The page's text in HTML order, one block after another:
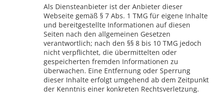
Als Diensteanbieter ist der Anbieter dieser
Webseite gemäß § 7 Abs. 1 TMG für eigene Inhalte
und bereitgestellte Informationen auf diesen
Seiten nach den allgemeinen Gesetzen
verantwortlich; nach den §§ 8 bis 10 TMG jedoch
nicht verpflichtet, die übermittelten oder
gespeicherten fremden Informationen zu
überwachen. Eine Entfernung oder Sperrung
dieser Inhalte erfolgt umgehend ab dem Zeitpunkt
der Kenntnis einer konkreten Rechtsverletzung.